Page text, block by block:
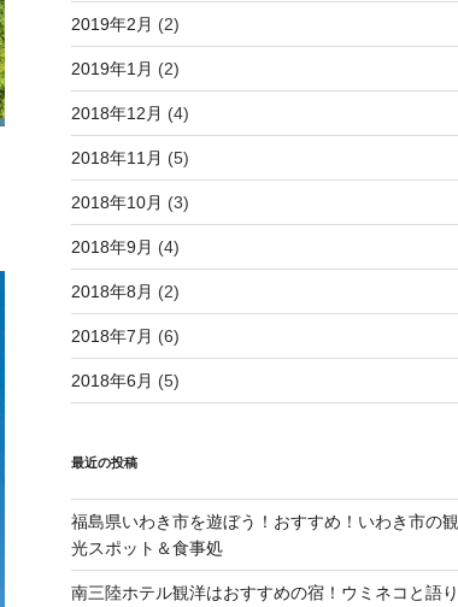
2019年2月 (2)
2019年1月 (2)
2018年12月 (4)
2018年11月 (5)
2018年10月 (3)
2018年9月 (4)
2018年8月 (2)
2018年7月 (6)
2018年6月 (5)
最近の投稿
福島県いわき市を遊ぼう！おすすめ！いわき市の観
光スポット＆食事処
南三陸ホテル観洋はおすすめの宿！ウミネコと語り